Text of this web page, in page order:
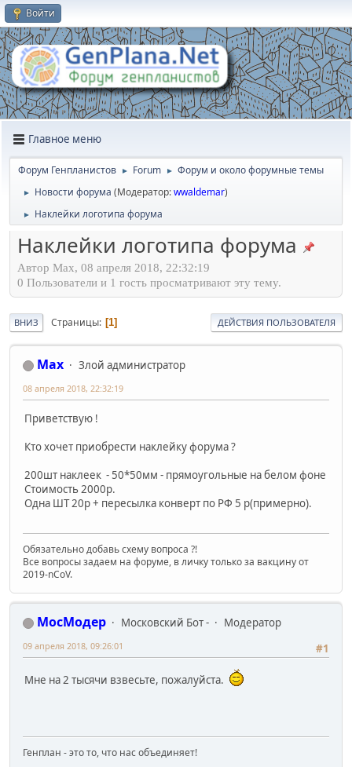
Войти
Главное меню
Форум Генпланистов ► Forum ► Форум и около форумные темы
► Новости форума (Модератор:wwaldemar)
► Наклейки логотипа форума
Наклейки логотипа форума
Автор Max, 08 апреля 2018, 22:32:19
0 Пользователи и 1 гость просматривают эту тему.
ВНИЗ Страницы 1 ДЕЙСТВИЯ ПОЛЬЗОВАТЕЛЯ
Max Злой администратор
08 апреля 2018, 22:32:19
Приветствую !
Кто хочет приобрести наклейку форума ?
200шт наклеек - 50*50мм - прямоугольные на белом фоне
Стоимость 2000р.
Одна ШТ 20р + пересылка конверт по РФ 5 р(примерно).
Обязательно добавь схему вопроса ?!
Все вопросы задаем на форуме, в личку только за вакцину от
2019-nCoV.
МосМодер Московский Бот -
Модератор
#1
09 апреля 2018, 09:26:01
Мне на 2 тысячи взвесьте, пожалуйста.
Генплан - это то, что нас объединяет!